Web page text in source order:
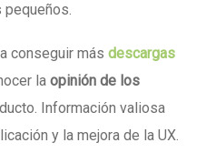
pequeños.
conseguir másdescargas
laopinión de los
Información valiosa
y la mejora de la UX.